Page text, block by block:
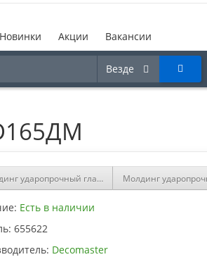
Новинки Акции Вакансии
Везде
ударопрочный гладкий Decomaster A031
Молдинг
Есть в наличии
655622
Decomaster